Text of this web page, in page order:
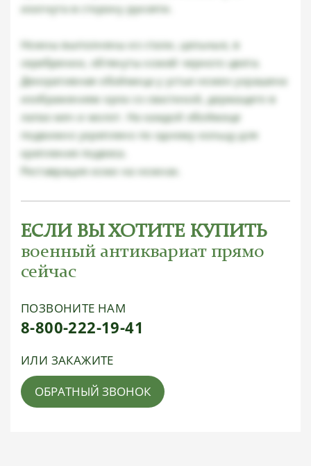
изогнута в сторону рукояти.
Ножны выполнены из стали, цельные, в
серебрении, обтянуты кожей черного цвета.
Декоративная обоймица у устья ножен украшена
изображением орла со свастикой, держащего в
лапах меч и молот. На каждой обоймице
подвижно укреплено по одному кольцу для
крепления подвеса.
Реставрация кожи на ножнах.
ЕСЛИ ВЫ ХОТИТЕ КУПИТЬ
военный антиквариат прямо
сейчас
ПОЗВОНИТЕ НАМ
8-800-222-19-41
ИЛИ ЗАКАЖИТЕ
ОБРАТНЫЙ ЗВОНОК